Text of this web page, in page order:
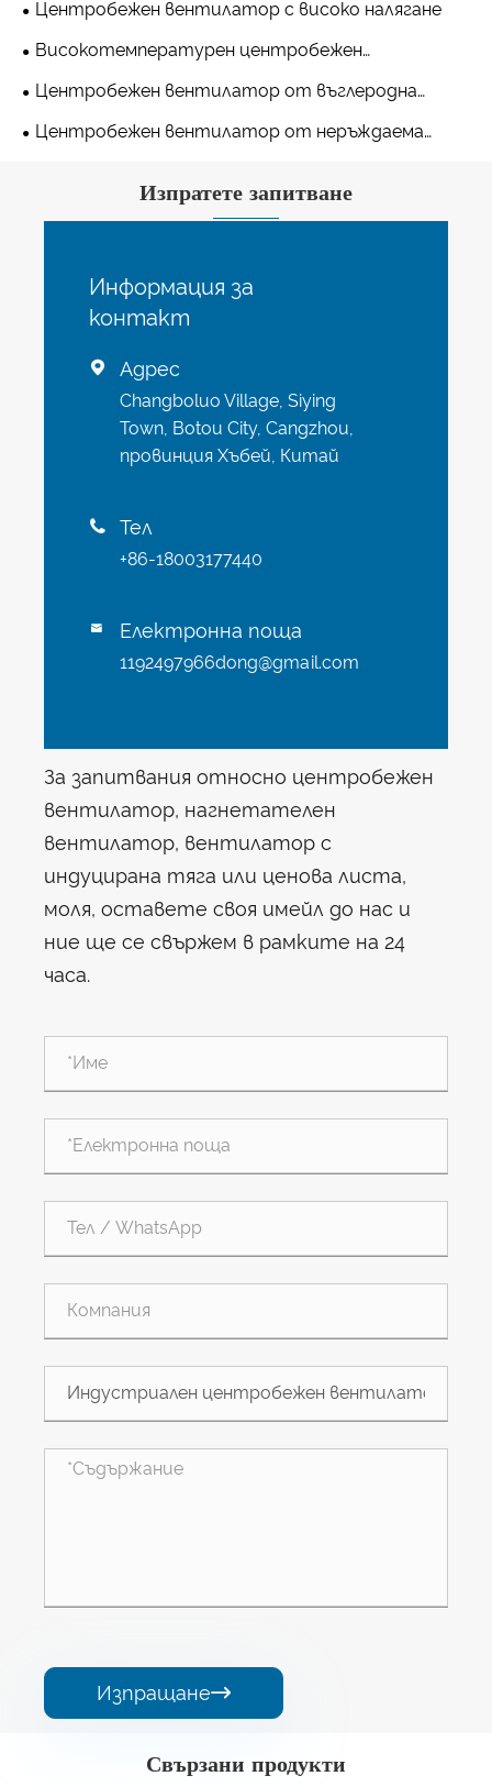
Центробежен вентилатор с високо налягане
Високотемпературен центробежен
вентилатор
Центробежен вентилатор от въглеродна
стомана
Центробежен вентилатор от неръждаема
Изпратете запитване
Информация за
контакт
 Адрес
Changboluo Village, Siying
Town, Botou City, Cangzhou,
провинция Хъбей, Китай
 Тел
+86-18003177440
 Електронна поща
1192497966dong@gmail.com
За запитвания относно центробежен
вентилатор, нагнетателен
вентилатор, вентилатор с
индуцирана тяга или ценова листа,
моля, оставете своя имейл до нас и
ние ще се свържем в рамките на 24
часа.
Изпращане
Свързани продукти